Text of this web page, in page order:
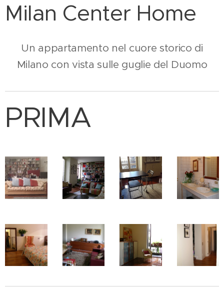
Milan Center Home
Un appartamento nel cuore storico di
Milano con vista sulle guglie del Duomo
PRIMA